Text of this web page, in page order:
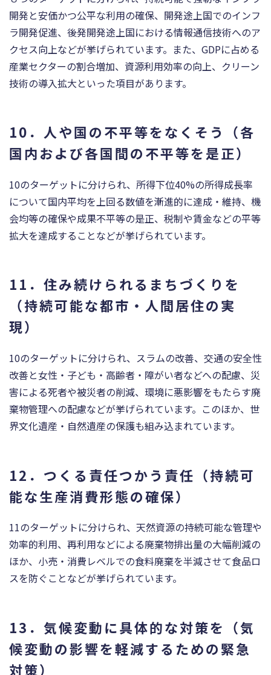
開発と安価かつ公平な利用の確保、開発途上国でのインフ
ラ開発促進、後発開発途上国における情報通信技術へのア
クセス向上などが挙げられています。また、GDPに占める
産業セクターの割合増加、資源利用効率の向上、クリーン
技術の導入拡大といった項目があります。
10．人や国の不平等をなくそう（各
国内および各国間の不平等を是正）
10のターゲットに分けられ、所得下位40%の所得成長率
について国内平均を上回る数値を漸進的に達成・維持、機
会均等の確保や成果不平等の是正、税制や賃金などの平等
拡大を達成することなどが挙げられています。
11．住み続けられるまちづくりを
（持続可能な都市・人間居住の実
現）
10のターゲットに分けられ、スラムの改善、交通の安全性
改善と女性・子ども・高齢者・障がい者などへの配慮、災
害による死者や被災者の削減、環境に悪影響をもたらす廃
棄物管理への配慮などが挙げられています。このほか、世
界文化遺産・自然遺産の保護も組み込まれています。
12．つくる責任つかう責任（持続可
能な生産消費形態の確保）
11のターゲットに分けられ、天然資源の持続可能な管理や
効率的利用、再利用などによる廃棄物排出量の大幅削減の
ほか、小売・消費レベルでの食料廃棄を半減させて食品ロ
スを防ぐことなどが挙げられています。
13．気候変動に具体的な対策を（気
候変動の影響を軽減するための緊急
対策）